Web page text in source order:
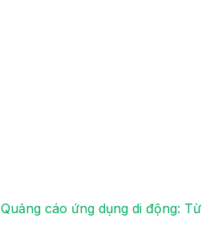
Quảng cáo ứng dụng di động: Từ